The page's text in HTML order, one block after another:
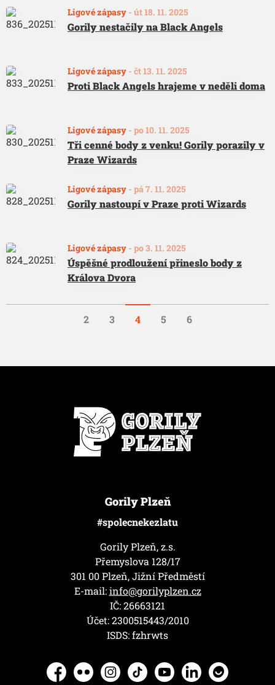
Ligové zápasy - út 18. 11. 2025
Gorily nestačily na Black Angels
Ligové zápasy - čt 13. 11. 2025
Proti Black Angels hrajeme v neděli doma
Ligové zápasy - po 10. 11. 2025
Tři cenné body z venku! Gorily porazily v
Praze Wizards
Ligové zápasy - pá 7. 11. 2025
Gorily nastoupí v Praze proti Wizards
Ligové zápasy - po 3. 11. 2025
Úspěšné prodloužení přineslo body z
Králova Dvora
2 3 4 5 6
Gorily Plzeň
#spolecnekezlatu
Gorily Plzeň, z.s.
Přemyslova 128/17
301 00 Plzeň, Jižní Předměstí
E-mail:info@gorilyplzen.cz
IČ: 26663121
Účet: 2300515443/2010
ISDS: fzhrwts
Facebook
Flickr Instagram
TikTokYouTubeLinkedInHerohero